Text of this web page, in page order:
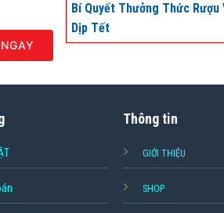
Bí Quyết Thưởng Thức Rượu
Dịp Tết
Thông tin
GIỚI THIỆU
SHOP